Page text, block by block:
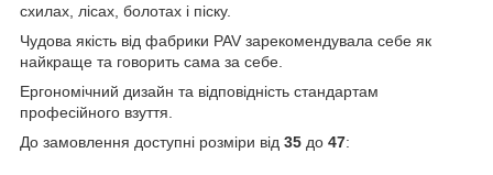
схилах, лісах, болотах і піску.
Чудова якість від фабрики PAV зарекомендувала себе як
найкраще та говорить сама за себе.
Ергономічний дизайн та відповідність стандартам
професійного взуття.
До замовлення доступні розміри від 35 до 47: